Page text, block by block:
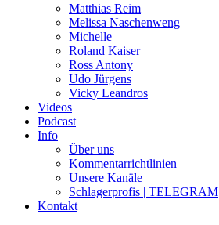
Matthias Reim
Melissa Naschenweng
Michelle
Roland Kaiser
Ross Antony
Udo Jürgens
Vicky Leandros
Videos
Podcast
Info
Über uns
Kommentarrichtlinien
Unsere Kanäle
Schlagerprofis | TELEGRAM
Kontakt